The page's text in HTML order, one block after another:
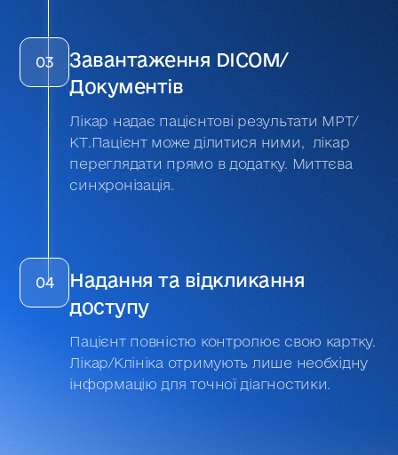
03
Завантаження DICOM/
Документів
Лікар надає пацієнтові результати МРТ/
КТ.Пацієнт може ділитися ними, лікар
переглядати прямо в додатку. Миттєва
синхронізація.
04
Надання та відкликання
доступу
Пацієнт повністю контролює свою картку.
Лікар/Клініка отримують лише необхідну
інформацію для точної діагностики.